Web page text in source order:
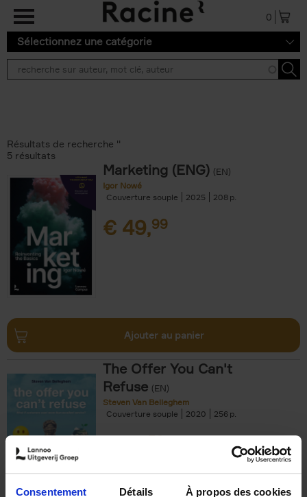
Consentement Détails À propos des cookies
Aller au contenu principal
0
Sélectionnez une catégorie
Résultats de recherche ''
5 résultats
Marketing (ENG) (EN)
Igor Nowé
Couverture souple
2025 208
€ 49,99
Ajouter au panier
The Offer You Can't
Refuse (EN)
Steven Van Belleghem
Couverture souple
2020 256
€37,50